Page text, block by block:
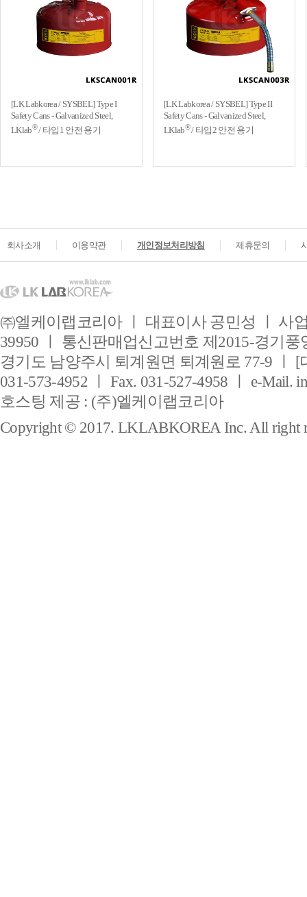
[LK Labkorea / SYSBEL] Type I
Safety Cans - Galvanized Steel,
LKlab®/ 타입1 안전 용기
[LK Labkorea / SYSBEL] Type II
Safety Cans - Galvanized Steel,
LKlab®/ 타입2 안전 용기
회사소개 이용약관 개인정보처리방침 제휴문의
㈜엘케이랩코리아 ㅣ 대표이사 공민성 ㅣ 사
39950 ㅣ 통신판매업신고번호 제2015-경기풍
경기도 남양주시 퇴계원면 퇴계원로 77-9 ㅣ [
031-573-4952 ㅣ Fax. 031-527-4958 ㅣ e-Mail.
호스팅 제공 : (주)엘케이랩코리아
Copyright © 2017. LKLABKOREA Inc. All right